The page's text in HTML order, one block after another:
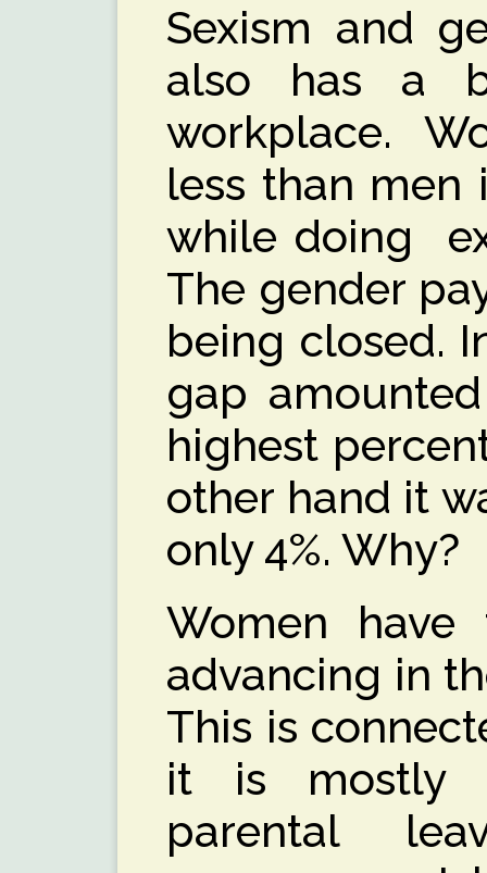
Sexism and
also has a
workplace.
less than
while doing
The gender
being closed.
gap
highest
other hand it
only 4%. Why?
Women
advancing in
This is
it is mostly
parental